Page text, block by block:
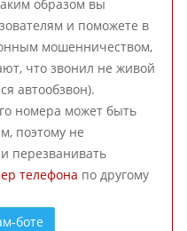
образом вы
и поможете в
мошенничеством,
что звонил не живой
автообзвон).
номера может быть
поэтому не
перезванивать
телефона по другому
боте